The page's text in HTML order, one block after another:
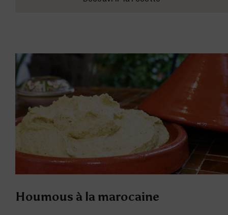
Houmous à la marocaine